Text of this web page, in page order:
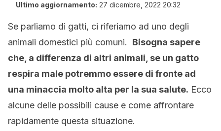
Ultimo aggiornamento: 27 dicembre, 2022 20:32
Se parliamo di gatti, ci riferiamo ad uno degli
animali domestici più comuni. Bisogna sapere
che, a differenza di altri animali, se un gatto
respira male potremmo essere di fronte ad
una minaccia molto alta per la sua salute. Ecco
alcune delle possibili cause e come affrontare
rapidamente questa situazione.